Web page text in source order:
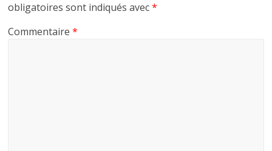
obligatoires sont indiqués avec*
Commentaire*